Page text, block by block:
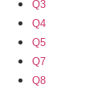
Q3
Q4
Q5
Q7
Q8